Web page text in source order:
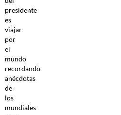
presidente
es
viajar
por
el
mundo
recordando
anécdotas
de
los
mundiales